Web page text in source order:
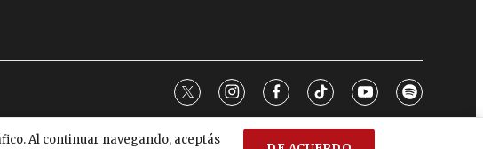
Al continuar navegando, aceptás
twitterinstagram
facebooktiktokyoutubespotify